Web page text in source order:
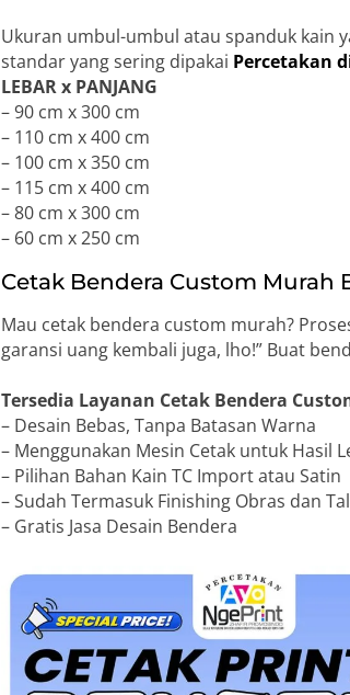
Ukuran umbul-umbul atau spanduk kain
standar yang sering dipakai Percetakan
LEBAR x PANJANG
– 90 cm x 300 cm
– 110 cm x 400 cm
– 100 cm x 350 cm
– 115 cm x 400 cm
– 80 cm x 300 cm
– 60 cm x 250 cm
Cetak Bendera Custom Murah
Mau cetak bendera custom murah?
garansi uang kembali juga, lho!” Buat
Tersedia Layanan Cetak Bendera
– Desain Bebas, Tanpa Batasan Warna
– Menggunakan Mesin Cetak untuk Hasil
– Pilihan Bahan Kain TC Import atau Satin
– Sudah Termasuk Finishing Obras dan
– Gratis Jasa Desain Bendera